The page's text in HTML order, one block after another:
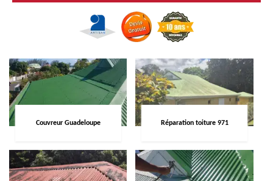
Couvreur Guadeloupe Réparation toiture 971